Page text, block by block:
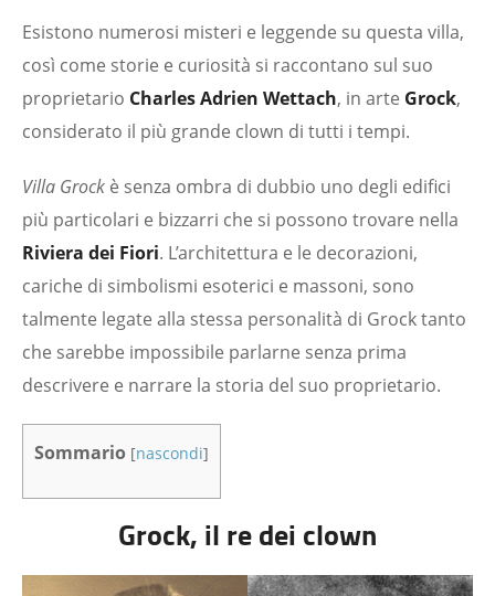
Esistono numerosi misteri e leggende su questa villa,
così come storie e curiosità si raccontano sul suo
proprietario Charles Adrien Wettach, in arte Grock,
considerato il più grande clown di tutti i tempi.
Villa Grock è senza ombra di dubbio uno degli edifici
più particolari e bizzarri che si possono trovare nella
Riviera dei Fiori. L’architettura e le decorazioni,
cariche di simbolismi esoterici e massoni, sono
talmente legate alla stessa personalità di Grock tanto
che sarebbe impossibile parlarne senza prima
descrivere e narrare la storia del suo proprietario.
Sommario [nascondi]
Grock, il re dei clown